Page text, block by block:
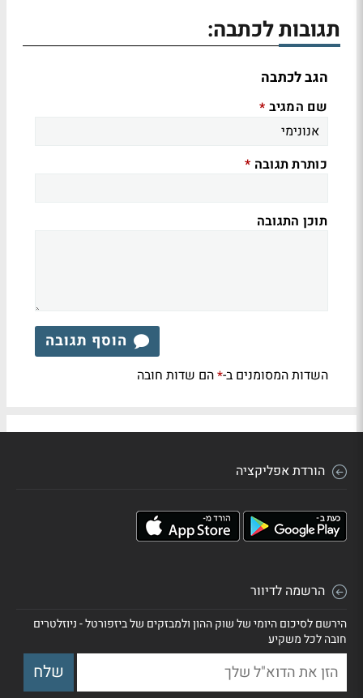
תגובות לכתבה:
הגב לכתבה
שם המגיב *
כותרת תגובה *
תוכן התגובה
הוסף תגובה
השדות המסומנים ב-*הם שדות חובה
הורדת אפליקציה
הרשמה לדיוור
הירשם לסיכום היומי של שוק ההון ולמבזקים של ביזפורטל - ניוזלטרים
חובה לכל משקיע